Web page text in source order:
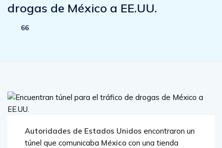
drogas de México a EE.UU.
66
Autoridades de Estados Unidos encontraron un
túnel que comunicaba México con una tienda